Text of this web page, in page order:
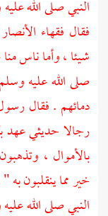
النبي صلى الله
فقال فقهاء الأنصار
شيئا ، وأما ناس
صلى الله عليه
دمائهم . فقال
رجالا حديثي عهد
بالأموال ،
خير مما ينقلبون
النبي صلى الله